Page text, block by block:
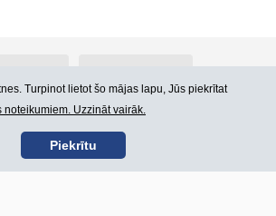
Lietošanas noteikumi
Turpinot lietot šo mājas lapu, Jūs piekrītat
Uzzināt vairāk.
Piekrītu